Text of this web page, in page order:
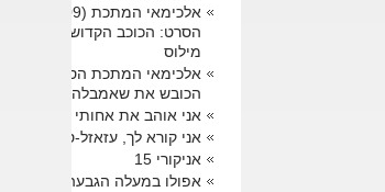
הסרט: הכוכב הקדוש של
מילוס
אלכימאי המתכת הסרט:
הכובש את שאמבלה
אני אוהב את אחותי הקטנה
אני קורא לך, עזאזל-סאן!
אניקורי 15
אפולו במעלה הגבעה